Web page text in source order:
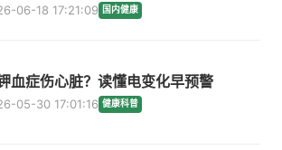
06-18 17:21:09 国内健康
血症伤心脏？读懂电变化早预警
05-30 17:01:16 健康科普